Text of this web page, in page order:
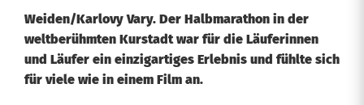
Weiden/Karlovy Vary. Der Halbmarathon in der
weltberühmten Kurstadt war für die Läuferinnen
und Läufer ein einzigartiges Erlebnis und fühlte sich
für viele wie in einem Film an.